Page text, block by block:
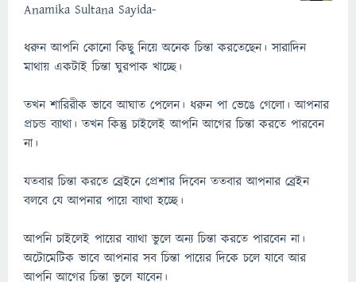
Anamika Sultana Sayida-
ধরুন আপনি কোনো কিছু নিয়ে অনেক চিন্তা করতেছেন। সারাদিন
মাথায় একটাই চিন্তা ঘুরপাক খাচ্ছে।
তখন শারিরীক ভাবে আঘাত পেলেন। ধরুন পা ভেঙে গেলো। আপনার
প্রচন্ড ব্যাথা। তখন কিন্তু চাইলেই আপনি আগের চিন্তা করতে পারবেন
না।
যতবার চিন্তা করতে ব্রেইনে প্রেশার দিবেন ততবার আপনার ব্রেইন
বলবে যে আপনার পায়ে ব্যাথা হচ্ছে।
আপনি চাইলেই পায়ের ব্যাথা ভুলে অন্য চিন্তা করতে পারবেন না।
অটোমেটিক ভাবে আপনার সব চিন্তা পায়ের দিকে চলে যাবে আর
আপনি আগের চিন্তা ভুলে যাবেন।